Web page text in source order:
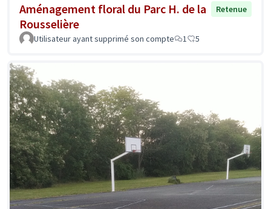
Aménagement floral du Parc H. de la
Rousselière
Retenue
Utilisateur ayant supprimé son compte 1 5